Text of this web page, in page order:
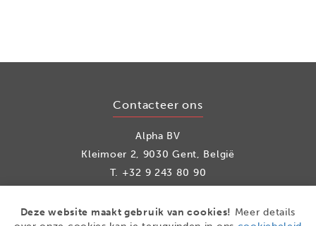
Contacteer ons
Alpha BV
Kleimoer 2, 9030 Gent, België
T. +32 9 243 80 90
Deze website maakt gebruik van cookies! Meer details